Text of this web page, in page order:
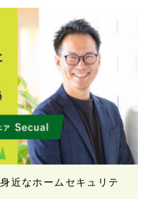
近なホームセキュリテ